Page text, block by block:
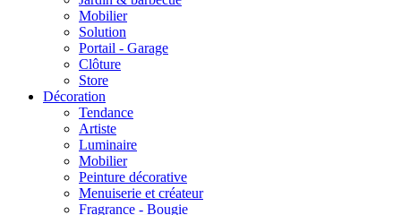
Mobilier
Solution
Portail - Garage
Clôture
Store
Décoration
Tendance
Artiste
Luminaire
Mobilier
Peinture décorative
Menuiserie et créateur
Fragrance - Bougie